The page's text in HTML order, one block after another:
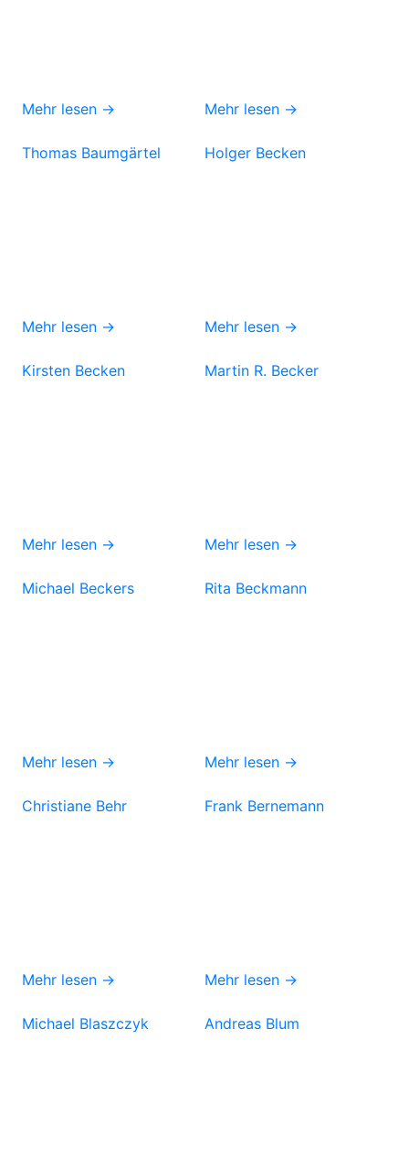
Mehr lesen → Mehr lesen →
Thomas Baumgärtel
Mehr lesen →
Holger Becken
Mehr lesen →
Kirsten Becken
Mehr lesen →
Martin R. Becker
Mehr lesen →
Michael Beckers
Mehr lesen →
Rita Beckmann
Mehr lesen →
Christiane Behr
Mehr lesen →
Frank Bernemann
Mehr lesen →
Michael Blaszczyk Andreas Blum